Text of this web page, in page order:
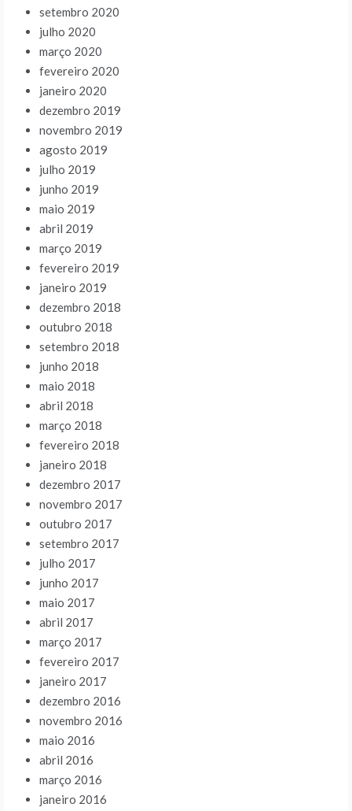
setembro 2020
julho 2020
março 2020
fevereiro 2020
janeiro 2020
dezembro 2019
novembro 2019
agosto 2019
julho 2019
junho 2019
maio 2019
abril 2019
março 2019
fevereiro 2019
janeiro 2019
dezembro 2018
outubro 2018
setembro 2018
junho 2018
maio 2018
abril 2018
março 2018
fevereiro 2018
janeiro 2018
dezembro 2017
novembro 2017
outubro 2017
setembro 2017
julho 2017
junho 2017
maio 2017
abril 2017
março 2017
fevereiro 2017
janeiro 2017
dezembro 2016
novembro 2016
maio 2016
abril 2016
março 2016
janeiro 2016